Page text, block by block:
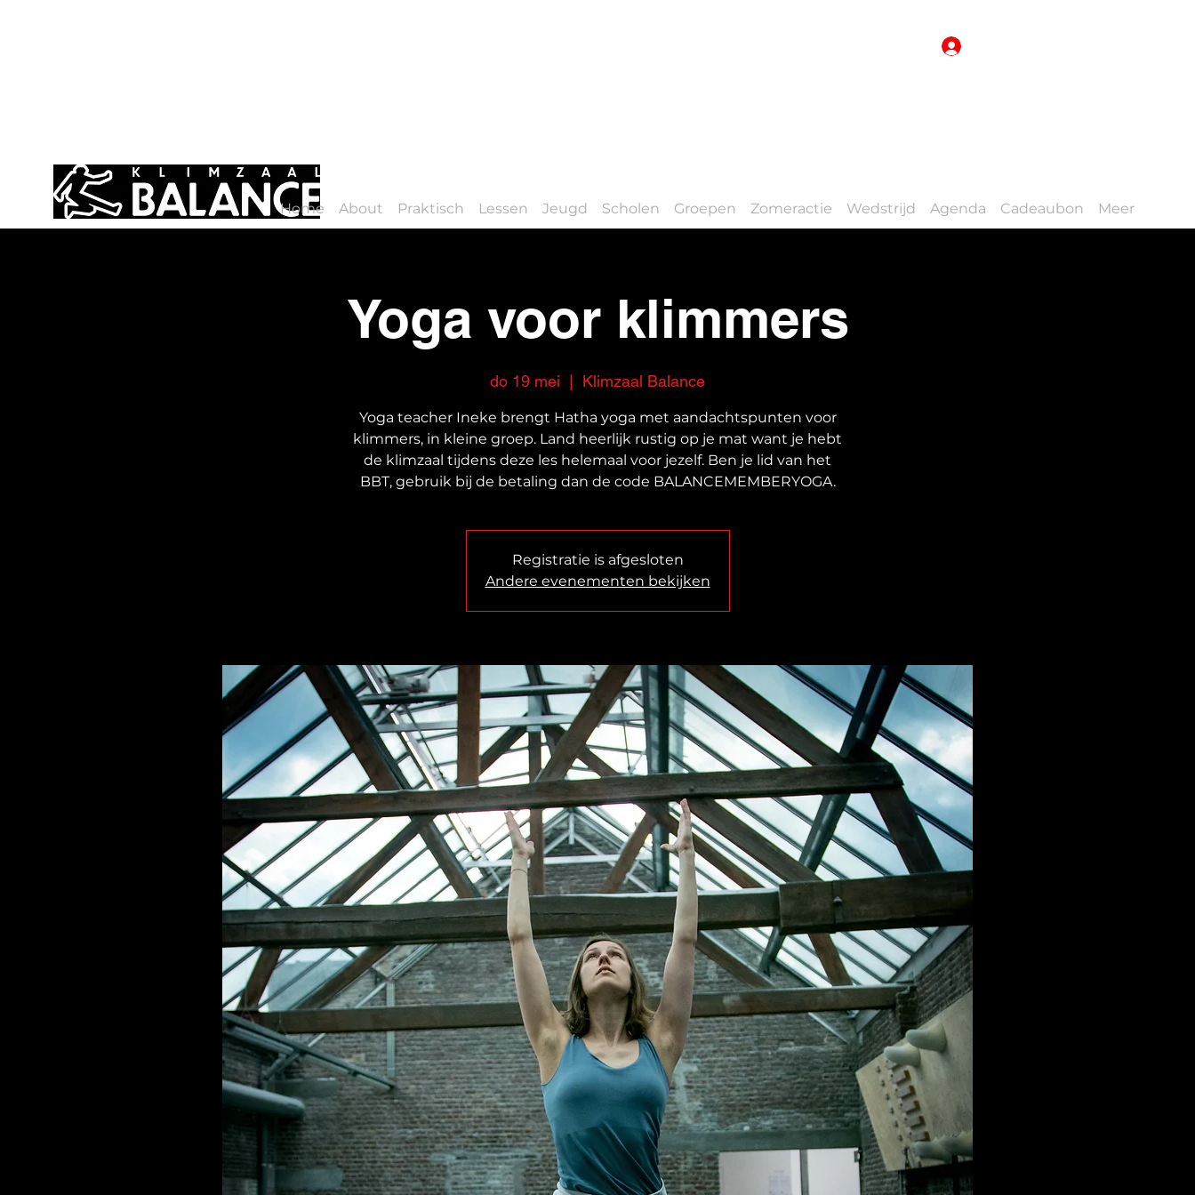
Home About Praktisch Lessen Jeugd Scholen Groepen Zomeractie Wedstrijd Agenda Cadeaubon Meer
Yoga voor klimmers
do 19 mei Klimzaal Balance
Yoga teacher Ineke brengt Hatha yoga met aandachtspunten voor
klimmers, in kleine groep. Land heerlijk rustig op je mat want je hebt
de klimzaal tijdens deze les helemaal voor jezelf. Ben je lid van het
BBT, gebruik bij de betaling dan de code BALANCEMEMBERYOGA.
Registratie is afgesloten
Andere evenementen bekijken